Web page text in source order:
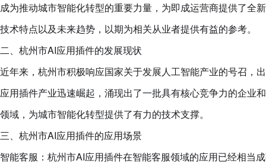
成为推动城市智能化转型的重要力量，为即成运营商提供了全
技术特点以及未来趋势，以期为相关从业者提供有益的参考。
二、杭州市AI应用插件的发展现状
近年来，杭州市积极响应国家关于发展人工智能产业的号召，
应用插件产业迅速崛起，涌现出了一批具有核心竞争力的企业
领域，为城市智能化转型提供了有力的技术支撑。
三、杭州市AI应用插件的应用场景
智能客服：杭州市AI应用插件在智能客服领域的应用已经相当